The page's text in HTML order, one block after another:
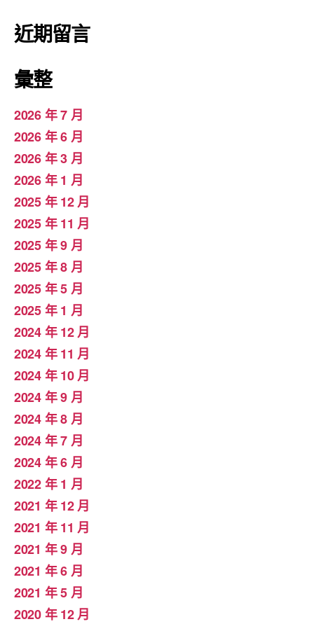
近期留言
彙整
2026 年 7 月
2026 年 6 月
2026 年 3 月
2026 年 1 月
2025 年 12 月
2025 年 11 月
2025 年 9 月
2025 年 8 月
2025 年 5 月
2025 年 1 月
2024 年 12 月
2024 年 11 月
2024 年 10 月
2024 年 9 月
2024 年 8 月
2024 年 7 月
2024 年 6 月
2022 年 1 月
2021 年 12 月
2021 年 11 月
2021 年 9 月
2021 年 6 月
2021 年 5 月
2020 年 12 月